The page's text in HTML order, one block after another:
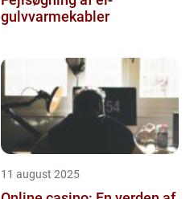
gulvvarmekabler
11 august 2025